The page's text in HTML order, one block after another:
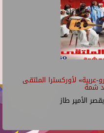
عربية» لأوركسترا الملتقى
شمة
الأمير طاز